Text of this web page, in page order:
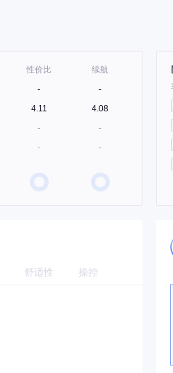
性价比
-
4.11
-
-
续航
-
4.08
-
-
舒适性 操控